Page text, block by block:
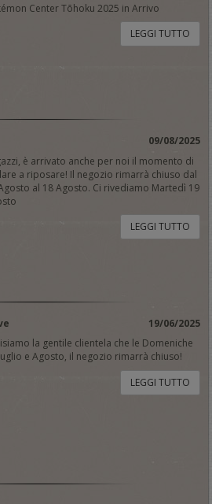
Center Tōhoku 2025 in Arrivo
LEGGI TUTTO
09/08/2025
è arrivato anche per noi il momento di
a riposare! Il negozio rimarrà chiuso dal
al 18 Agosto. Ci rivediamo Martedì 19
LEGGI TUTTO
19/06/2025
la gentile clientela che le Domeniche
e Agosto, il negozio rimarrà chiuso!
LEGGI TUTTO